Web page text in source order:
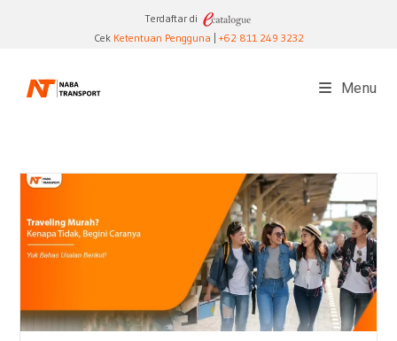
Terdaftar di
CekKetentuan Pengguna +62 811 249 3232
Menu